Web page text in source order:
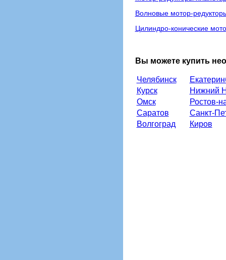
Волновые мотор-
Цилиндро-конические
Вы можете купить
Челябинск
Курск
Нижний
Омск
Ростов-
Саратов
Санкт-
Волгоград
Киров